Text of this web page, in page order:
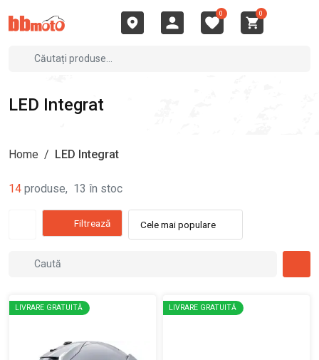
0 0
LED Integrat
Home / LED Integrat
14 produse, 13 în stoc
Filtrează Cele mai populare
LIVRARE GRATUITĂ LIVRARE GRATUITĂ